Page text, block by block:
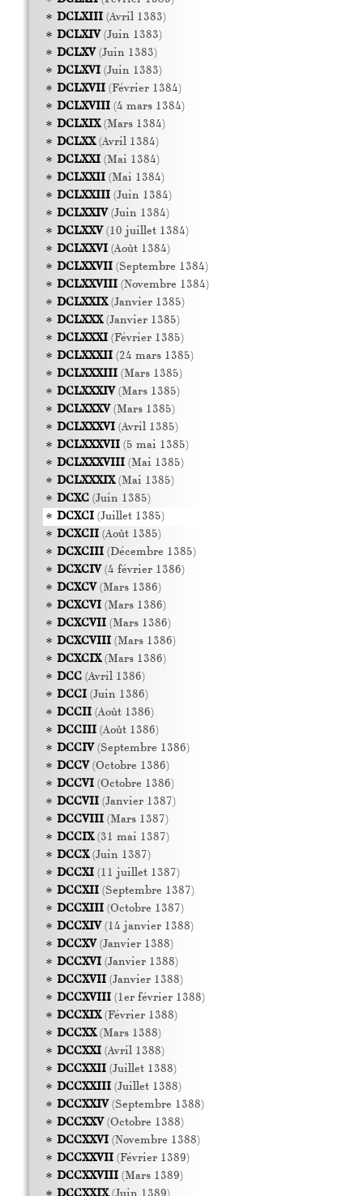
DCLXIII(Avril 1383)
DCLXIV(Juin 1383)
DCLXV(Juin 1383)
DCLXVI(Juin 1383)
DCLXVII(Février 1384)
DCLXVIII(4 mars 1384)
DCLXIX(Mars 1384)
DCLXX(Avril 1384)
DCLXXI(Mai 1384)
DCLXXII(Mai 1384)
DCLXXIII(Juin 1384)
DCLXXIV(Juin 1384)
DCLXXV(10 juillet 1384)
DCLXXVI(Août 1384)
DCLXXVII(Septembre 1384)
DCLXXVIII(Novembre 1384)
DCLXXIX(Janvier 1385)
DCLXXX(Janvier 1385)
DCLXXXI(Février 1385)
DCLXXXII(24 mars 1385)
DCLXXXIII(Mars 1385)
DCLXXXIV(Mars 1385)
DCLXXXV(Mars 1385)
DCLXXXVI(Avril 1385)
DCLXXXVII(5 mai 1385)
DCLXXXVIII(Mai 1385)
DCLXXXIX(Mai 1385)
DCXC(Juin 1385)
DCXCI(Juillet 1385)
DCXCII(Août 1385)
DCXCIII(Décembre 1385)
DCXCIV(4 février 1386)
DCXCV(Mars 1386)
DCXCVI(Mars 1386)
DCXCVII(Mars 1386)
DCXCVIII(Mars 1386)
DCXCIX(Mars 1386)
DCC(Avril 1386)
DCCI(Juin 1386)
DCCII(Août 1386)
DCCIII(Août 1386)
DCCIV(Septembre 1386)
DCCV(Octobre 1386)
DCCVI(Octobre 1386)
DCCVII(Janvier 1387)
DCCVIII(Mars 1387)
DCCIX(31 mai 1387)
DCCX(Juin 1387)
DCCXI(11 juillet 1387)
DCCXII(Septembre 1387)
DCCXIII(Octobre 1387)
DCCXIV(14 janvier 1388)
DCCXV(Janvier 1388)
DCCXVI(Janvier 1388)
DCCXVII(Janvier 1388)
DCCXVIII(1er février 1388)
DCCXIX(Février 1388)
DCCXX(Mars 1388)
DCCXXI(Avril 1388)
DCCXXII(Juillet 1388)
DCCXXIII(Juillet 1388)
DCCXXIV(Septembre 1388)
DCCXXV(Octobre 1388)
DCCXXVI(Novembre 1388)
DCCXXVII(Février 1389)
DCCXXVIII(Mars 1389)